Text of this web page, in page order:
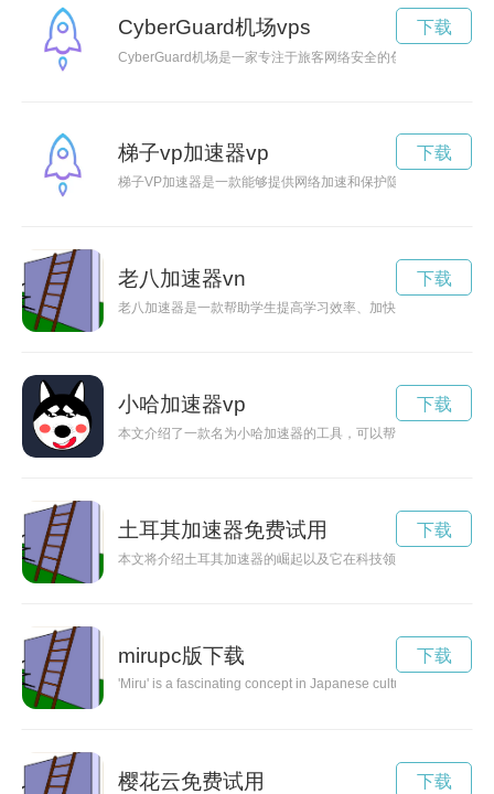
CyberGuard机场vps
CyberGuard机场是一家专注于旅客网络安全的创新型服务机构
下载
梯子vp加速器vp
梯子VP加速器是一款能够提供网络加速和保护隐私的工具，让
下载
老八加速器vn
老八加速器是一款帮助学生提高学习效率、加快学习进程的神
下载
小哈加速器vp
本文介绍了一款名为小哈加速器的工具，可以帮助用户提升网
下载
土耳其加速器免费试用
本文将介绍土耳其加速器的崛起以及它在科技领域的贡献。
下载
mirupc版下载
'Miru' is a fascinating concept in Japanese culture that goes
下载
樱花云免费试用 下载